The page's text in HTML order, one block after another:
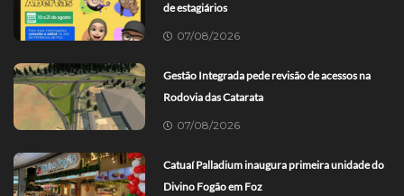
de estagiários
07/08/2026
Gestão Integrada pede revisão de acessos na
Rodovia das Catarata
07/08/2026
Catuaí Palladium inaugura primeira unidade do
Divino Fogão em Foz